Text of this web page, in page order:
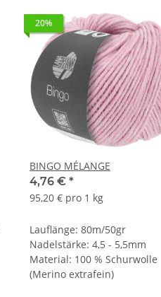
20%
BINGO MÉLANGE
4,76 € *
95,20 € pro 1 kg
Lauflänge: 80m/50gr
Nadelstärke: 4,5 - 5,5mm
Material: 100 % Schurwolle
(Merino extrafein)